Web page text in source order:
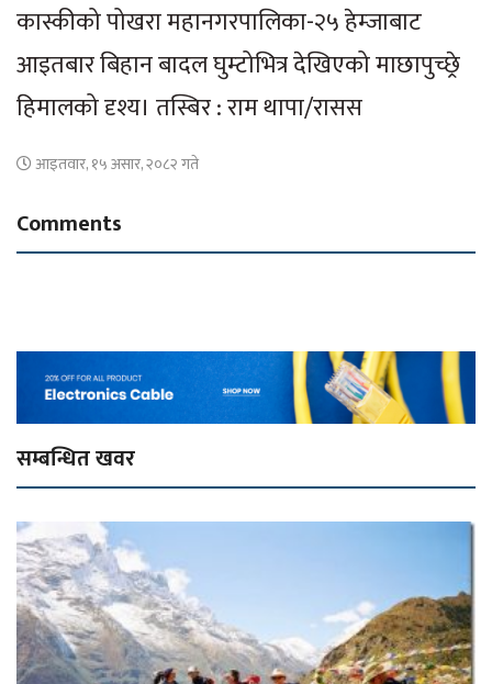
कास्कीको पोखरा महानगरपालिका-२५ हेम्जाबाट
आइतबार बिहान बादल घुम्टोभित्र देखिएको माछापुच्छ्रे
हिमालको दृश्य। तस्बिर : राम थापा/रासस
आइतवार, १५ असार, २०८२ गते
Comments
सम्बन्धित खवर